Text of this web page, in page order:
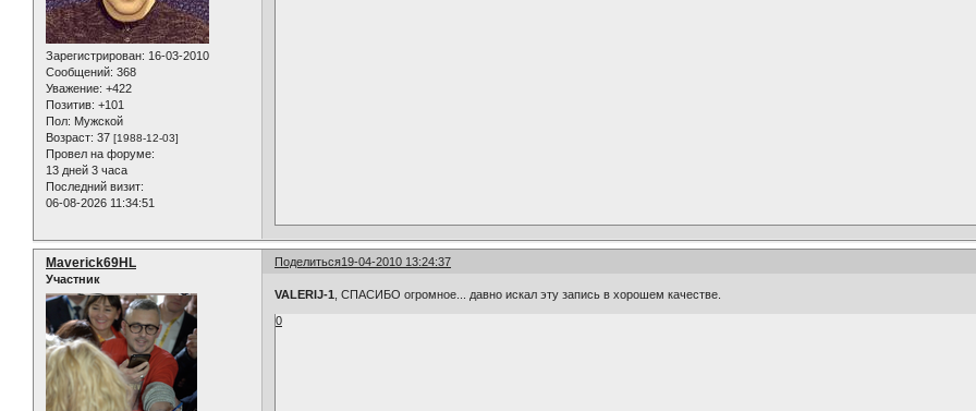
Зарегистрирован: 16-03-2010
Сообщений: 368
Уважение: +422
Позитив: +101
Пол: Мужской
Возраст: 37 [1988-12-03]
Провел на форуме:
13 дней 3 часа
Последний визит:
06-08-2026 11:34:51
Поделиться19-04-2010 13:24:37
Maverick69HL
Участник
VALERIJ-1 , СПАСИБО огромное... давно искал эту запись в хорошем качестве.
0